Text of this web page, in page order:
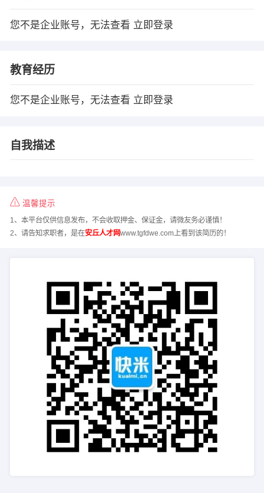
您不是企业账号，无法查看 立即登录
教育经历
您不是企业账号，无法查看 立即登录
自我描述
温馨提示
1、本平台仅供信息发布，不会收取押金、保证金，请微友务必谨慎！
2、请告知求职者，是在安丘人才网www.tgfdwe.com上看到该简历的！